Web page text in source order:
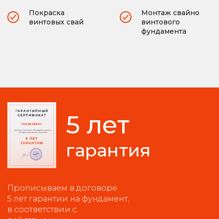
Покраска
винтовых свай
Монтаж свайно
винтового
фундамента
5 лет
гарантия
Прописываем в договоре
5 лет гарантии на фундамент,
в соответствии с